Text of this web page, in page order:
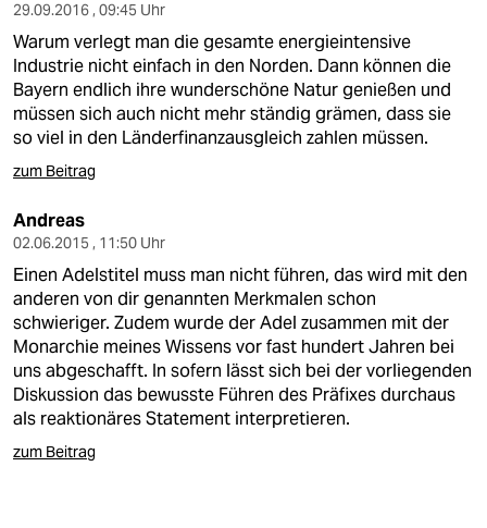
29.09.2016 , 09:45 Uhr
Warum verlegt man die gesamte energieintensive
Industrie nicht einfach in den Norden. Dann können die
Bayern endlich ihre wunderschöne Natur genießen und
müssen sich auch nicht mehr ständig grämen, dass sie
so viel in den Länderfinanzausgleich zahlen müssen.
zum Beitrag
Andreas
02.06.2015 , 11:50 Uhr
Einen Adelstitel muss man nicht führen, das wird mit den
anderen von dir genannten Merkmalen schon
schwieriger. Zudem wurde der Adel zusammen mit der
Monarchie meines Wissens vor fast hundert Jahren bei
uns abgeschafft. In sofern lässt sich bei der vorliegenden
Diskussion das bewusste Führen des Präfixes durchaus
als reaktionäres Statement interpretieren.
zum Beitrag